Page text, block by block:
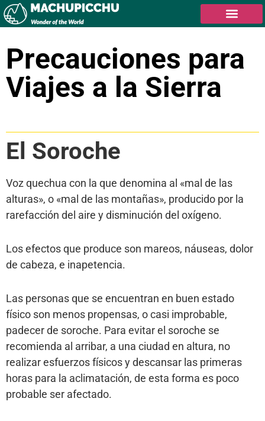
Precauciones para
Viajes a la Sierra
El Soroche
Voz quechua con la que denomina al «mal de las
alturas», o «mal de las montañas», producido por la
rarefacción del aire y disminución del oxígeno.
Los efectos que produce son mareos, náuseas, dolor
de cabeza, e inapetencia.
Las personas que se encuentran en buen estado
físico son menos propensas, o casi improbable,
padecer de soroche. Para evitar el soroche se
recomienda al arribar, a una ciudad en altura, no
realizar esfuerzos físicos y descansar las primeras
horas para la aclimatación, de esta forma es poco
probable ser afectado.